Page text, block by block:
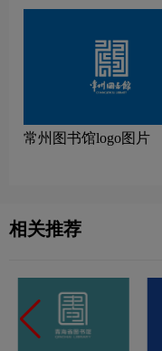
常州图书馆logo图片
相关推荐